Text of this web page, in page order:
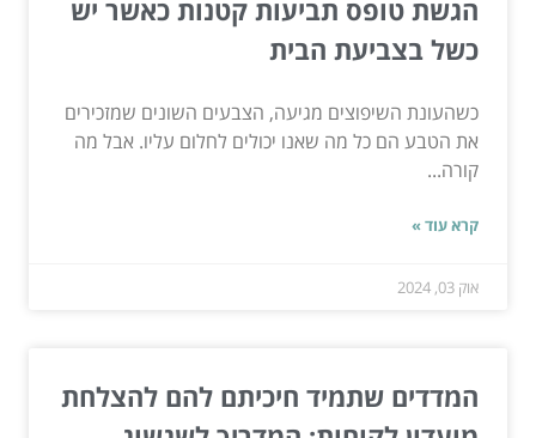
הגשת טופס תביעות קטנות כאשר יש
כשל בצביעת הבית
כשהעונת השיפוצים מגיעה, הצבעים השונים שמזכירים
את הטבע הם כל מה שאנו יכולים לחלום עליו. אבל מה
קורה...
קרא עוד »
אוק 03, 2024
המדדים שתמיד חיכיתם להם להצלחת